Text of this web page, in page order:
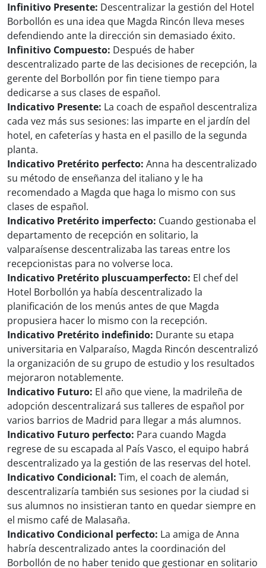
Infinitivo Presente: Descentralizar la gestión del Hotel
Borbollón es una idea que Magda Rincón lleva meses
defendiendo ante la dirección sin demasiado éxito.
Infinitivo Compuesto: Después de haber
descentralizado parte de las decisiones de recepción, la
gerente del Borbollón por fin tiene tiempo para
dedicarse a sus clases de español.
Indicativo Presente: La coach de español descentraliza
cada vez más sus sesiones: las imparte en el jardín del
hotel, en cafeterías y hasta en el pasillo de la segunda
planta.
Indicativo Pretérito perfecto: Anna ha descentralizado
su método de enseñanza del italiano y le ha
recomendado a Magda que haga lo mismo con sus
clases de español.
Indicativo Pretérito imperfecto: Cuando gestionaba el
departamento de recepción en solitario, la
valparaísense descentralizaba las tareas entre los
recepcionistas para no volverse loca.
Indicativo Pretérito pluscuamperfecto: El chef del
Hotel Borbollón ya había descentralizado la
planificación de los menús antes de que Magda
propusiera hacer lo mismo con la recepción.
Indicativo Pretérito indefinido: Durante su etapa
universitaria en Valparaíso, Magda Rincón descentralizó
la organización de su grupo de estudio y los resultados
mejoraron notablemente.
Indicativo Futuro: El año que viene, la madrileña de
adopción descentralizará sus talleres de español por
varios barrios de Madrid para llegar a más alumnos.
Indicativo Futuro perfecto: Para cuando Magda
regrese de su escapada al País Vasco, el equipo habrá
descentralizado ya la gestión de las reservas del hotel.
Indicativo Condicional: Tim, el coach de alemán,
descentralizaría también sus sesiones por la ciudad si
sus alumnos no insistieran tanto en quedar siempre en
el mismo café de Malasaña.
Indicativo Condicional perfecto: La amiga de Anna
habría descentralizado antes la coordinación del
Borbollón de no haber tenido que gestionar en solitario